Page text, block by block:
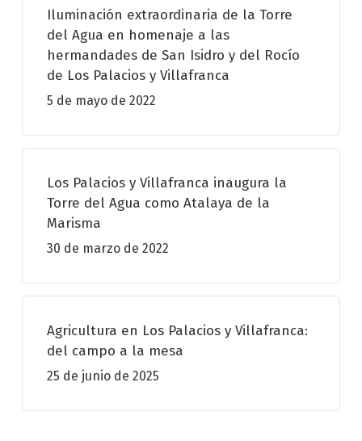
Iluminación extraordinaria de la Torre
del Agua en homenaje a las
hermandades de San Isidro y del Rocío
de Los Palacios y Villafranca
5 de mayo de 2022
Los Palacios y Villafranca inaugura la
Torre del Agua como Atalaya de la
Marisma
30 de marzo de 2022
Agricultura en Los Palacios y Villafranca:
del campo a la mesa
25 de junio de 2025